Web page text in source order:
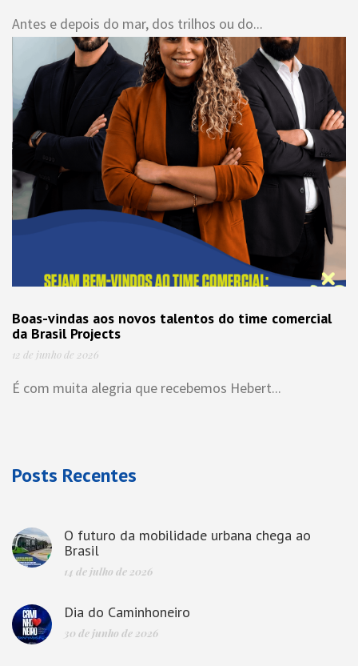
Antes e depois do mar, dos trilhos ou do...
Boas-vindas aos novos talentos do time comercial
da Brasil Projects
12 de junho de 2026
É com muita alegria que recebemos Hebert...
Posts Recentes
O futuro da mobilidade urbana chega ao
Brasil
14 de julho de 2026
Dia do Caminhoneiro
30 de junho de 2026